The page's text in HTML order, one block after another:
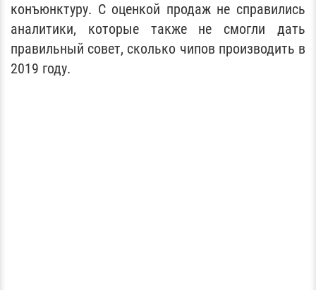
конъюнктуру. С оценкой продаж не справились
аналитики, которые также не смогли дать
правильный совет, сколько чипов производить в
2019 году.